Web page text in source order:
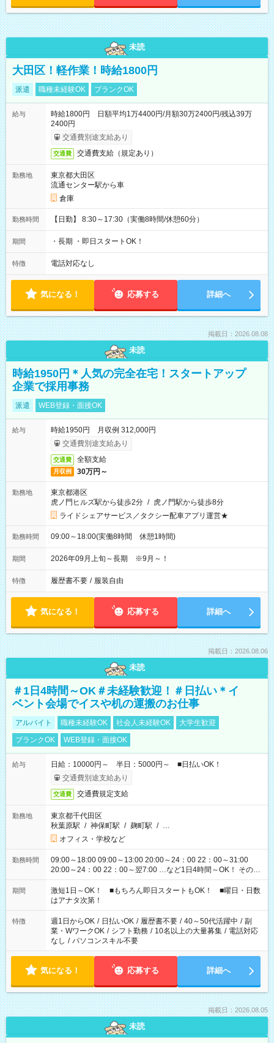
未読
大田区！軽作業！時給1800円
派遣 職種未経験OK ブランクOK
給与
時給1800円 日額平均1万4400円/月額30万2400円/残込39万
2400円
交通費別途支給あり
交通費 交通費支給（規定あり）
勤務地
東京都大田区
流通センター駅から車
倉庫
勤務時間 【日勤】 8:30～17:30（実働8時間/休憩60分）
期間 ・長期 ・即日スタートOK！
特徴 電話対応なし
気になる！ 応募する 詳細へ
掲載日：2026.08.08
未読
時給1950円＊人気の完全在宅！スタートアップ
企業で採用事務
派遣 WEB登録・面接OK
給与
時給1950円 月収例 312,000円
交通費別途支給あり
交通費 全額支給
月収例 30万円～
勤務地
東京都港区
虎ノ門ヒルズ駅から徒歩2分 / 虎ノ門駅から徒歩8分
ライドシェアサービス／タクシー配車アプリ運営★
勤務時間 09:00～18:00(実働8時間 休憩1時間)
期間 2026年09月上旬～長期 ※9月～！
特徴 履歴書不要 / 服装自由
気になる！ 応募する 詳細へ
掲載日：2026.08.06
未読
＃1日4時間～OK＃未経験歓迎！＃日払い＊イ
ベント会場でイスや机の運搬のお仕事
アルバイト 職種未経験OK 社会人未経験OK
大学生歓迎
ブランクOK
WEB登録・面接OK
給与
日給：10000円～ 半日：5000円～ ■日払いOK！
交通費別途支給あり
交通費 交通費規定支給
勤務地
東京都千代田区
秋葉原駅 / 神保町駅 / 麹町駅 / …
オフィス・学校など
勤務時間
09:00～18:00 09:00～13:00 20:00～24：00 22：00～31:00
20:00～24：00 22：00～翌7:00 …など1日4時間～OK！ その他
シフトもございます！ お気軽にご相談ください！
期間
激短1日～OK！ ■もちろん即日スタートもOK！ ■曜日・日数
はアナタ次第！
特徴 週1日からOK / 日払いOK / 履歴書不要 / 40～50代活躍中 / 副
業・WワークOK / シフト勤務 / 10名以上の大量募集 / 電話対応
なし / パソコンスキル不要
気になる！ 応募する 詳細へ
掲載日：2026.08.05
未読